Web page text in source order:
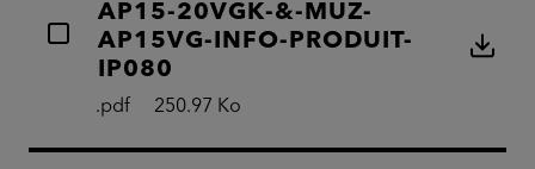
AP15-20VGK-&-MUZ-
AP15VG-INFO-PRODUIT-
IP080
.pdf 250.97 Ko